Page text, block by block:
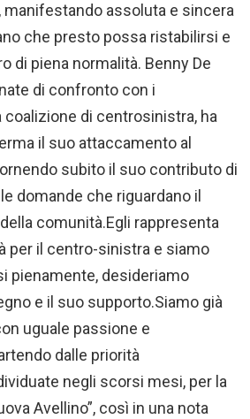
manifestando assoluta e sincera
che presto possa ristabilirsi e
di piena normalità. Benny De
di confronto con i
coalizione di centrosinistra, ha
il suo attaccamento al
subito il suo contributo di
domande che riguardano il
comunità.Egli rappresenta
per il centro-sinistra e siamo
pienamente, desideriamo
e il suo supporto.Siamo già
uguale passione e
dalle priorità
negli scorsi mesi, per la
Avellino”, così in una nota